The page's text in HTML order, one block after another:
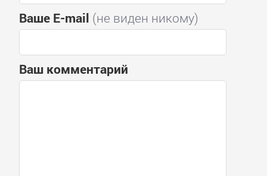
Ваше E-mail (не виден никому)
Ваш комментарий